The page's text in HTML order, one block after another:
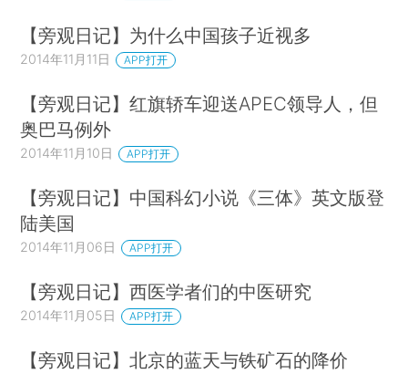
【旁观日记】为什么中国孩子近视多
2014年11月11日 APP打开
【旁观日记】红旗轿车迎送APEC领导人，但
奥巴马例外
2014年11月10日 APP打开
【旁观日记】中国科幻小说《三体》英文版登
陆美国
2014年11月06日 APP打开
【旁观日记】西医学者们的中医研究
2014年11月05日 APP打开
【旁观日记】北京的蓝天与铁矿石的降价